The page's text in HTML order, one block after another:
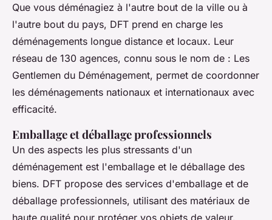
Que vous déménagiez à l'autre bout de la ville ou à
l'autre bout du pays, DFT prend en charge les
déménagements longue distance et locaux. Leur
réseau de 130 agences, connu sous le nom de : Les
Gentlemen du Déménagement, permet de coordonner
les déménagements nationaux et internationaux avec
efficacité.
Emballage et déballage professionnels
Un des aspects les plus stressants d'un
déménagement est l'emballage et le déballage des
biens. DFT propose des services d'emballage et de
déballage professionnels, utilisant des matériaux de
haute qualité pour protéger vos objets de valeur.